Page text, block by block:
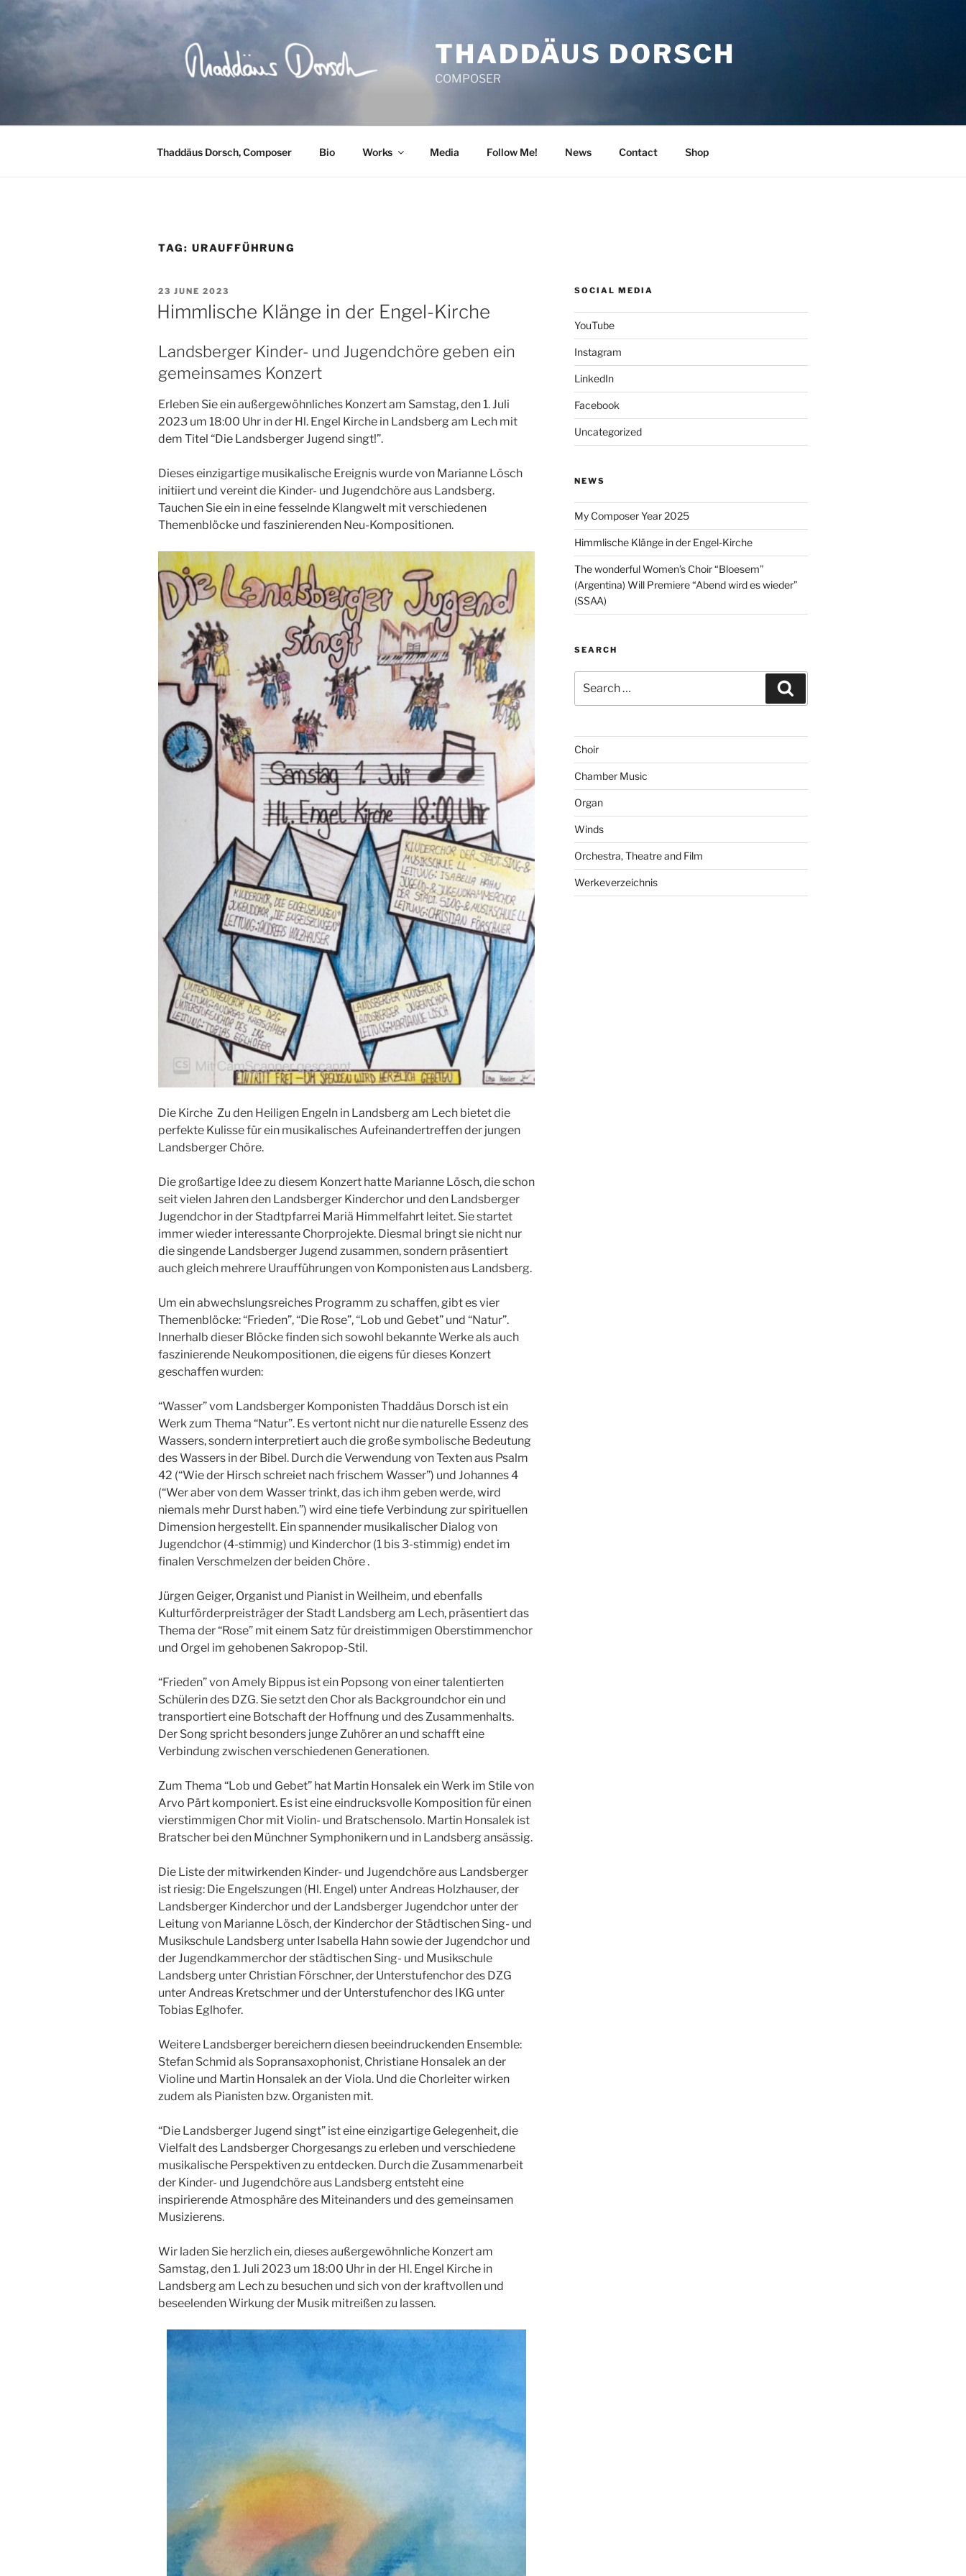
Skip
THADDÄUS DORSCH
COMPOSER
Thaddäus Dorsch, Composer Bio Works Media Follow Me! News Contact Shop
TAG: URAUFFÜHRUNG
POSTED
ON
23 JUNE 2023
Himmlische Klänge in der Engel-Kirche
Landsberger Kinder- und Jugendchöre geben ein
gemeinsames Konzert
Erleben Sie ein außergewöhnliches Konzert am Samstag, den 1. Juli
2023 um 18:00 Uhr in der Hl. Engel Kirche in Landsberg am Lech mit
dem Titel “Die Landsberger Jugend singt!”.
Dieses einzigartige musikalische Ereignis wurde von Marianne Lösch
initiiert und vereint die Kinder- und Jugendchöre aus Landsberg.
Tauchen Sie ein in eine fesselnde Klangwelt mit verschiedenen
Themenblöcke und faszinierenden Neu-Kompositionen.
Die Kirche Zu den Heiligen Engeln in Landsberg am Lech bietet die
perfekte Kulisse für ein musikalisches Aufeinandertreffen der jungen
Landsberger Chöre.
Die großartige Idee zu diesem Konzert hatte Marianne Lösch, die schon
seit vielen Jahren den Landsberger Kinderchor und den Landsberger
Jugendchor in der Stadtpfarrei Mariä Himmelfahrt leitet. Sie startet
immer wieder interessante Chorprojekte. Diesmal bringt sie nicht nur
die singende Landsberger Jugend zusammen, sondern präsentiert
auch gleich mehrere Uraufführungen von Komponisten aus Landsberg.
Um ein abwechslungsreiches Programm zu schaffen, gibt es vier
Themenblöcke: “Frieden”, “Die Rose”, “Lob und Gebet” und “Natur”.
Innerhalb dieser Blöcke finden sich sowohl bekannte Werke als auch
faszinierende Neukompositionen, die eigens für dieses Konzert
geschaffen wurden:
“Wasser” vom Landsberger Komponisten Thaddäus Dorsch ist ein
Werk zum Thema “Natur”. Es vertont nicht nur die naturelle Essenz des
Wassers, sondern interpretiert auch die große symbolische Bedeutung
des Wassers in der Bibel. Durch die Verwendung von Texten aus Psalm
42 (“Wie der Hirsch schreiet nach frischem Wasser”) und Johannes 4
(“Wer aber von dem Wasser trinkt, das ich ihm geben werde, wird
niemals mehr Durst haben.”) wird eine tiefe Verbindung zur spirituellen
Dimension hergestellt. Ein spannender musikalischer Dialog von
Jugendchor (4-stimmig) und Kinderchor (1 bis 3-stimmig) endet im
finalen Verschmelzen der beiden Chöre .
Jürgen Geiger, Organist und Pianist in Weilheim, und ebenfalls
Kulturförderpreisträger der Stadt Landsberg am Lech, präsentiert das
Thema der “Rose” mit einem Satz für dreistimmigen Oberstimmenchor
und Orgel im gehobenen Sakropop-Stil.
“Frieden” von Amely Bippus ist ein Popsong von einer talentierten
Schülerin des DZG. Sie setzt den Chor als Backgroundchor ein und
transportiert eine Botschaft der Hoffnung und des Zusammenhalts.
Der Song spricht besonders junge Zuhörer an und schafft eine
Verbindung zwischen verschiedenen Generationen.
Zum Thema “Lob und Gebet” hat Martin Honsalek ein Werk im Stile von
Arvo Pärt komponiert. Es ist eine eindrucksvolle Komposition für einen
vierstimmigen Chor mit Violin- und Bratschensolo. Martin Honsalek ist
Bratscher bei den Münchner Symphonikern und in Landsberg ansässig.
Die Liste der mitwirkenden Kinder- und Jugendchöre aus Landsberger
ist riesig: Die Engelszungen (Hl. Engel) unter Andreas Holzhauser, der
Landsberger Kinderchor und der Landsberger Jugendchor unter der
Leitung von Marianne Lösch, der Kinderchor der Städtischen Sing- und
Musikschule Landsberg unter Isabella Hahn sowie der Jugendchor und
der Jugendkammerchor der städtischen Sing- und Musikschule
Landsberg unter Christian Förschner, der Unterstufenchor des DZG
unter Andreas Kretschmer und der Unterstufenchor des IKG unter
Tobias Eglhofer.
Weitere Landsberger bereichern diesen beeindruckenden Ensemble:
Stefan Schmid als Sopransaxophonist, Christiane Honsalek an der
Violine und Martin Honsalek an der Viola. Und die Chorleiter wirken
zudem als Pianisten bzw. Organisten mit.
“Die Landsberger Jugend singt” ist eine einzigartige Gelegenheit, die
Vielfalt des Landsberger Chorgesangs zu erleben und verschiedene
musikalische Perspektiven zu entdecken. Durch die Zusammenarbeit
der Kinder- und Jugendchöre aus Landsberg entsteht eine
inspirierende Atmosphäre des Miteinanders und des gemeinsamen
Musizierens.
Wir laden Sie herzlich ein, dieses außergewöhnliche Konzert am
Samstag, den 1. Juli 2023 um 18:00 Uhr in der Hl. Engel Kirche in
Landsberg am Lech zu besuchen und sich von der kraftvollen und
beseelenden Wirkung der Musik mitreißen zu lassen.
SOCIAL MEDIA
YouTube
Instagram
LinkedIn
Facebook
Uncategorized
NEWS
My Composer Year 2025
Himmlische Klänge in der Engel-Kirche
The wonderful Women’s Choir “Bloesem”
(Argentina) Will Premiere “Abend wird es wieder”
(SSAA)
SEARCH
for:
Choir
Chamber Music
Organ
Winds
Orchestra, Theatre and Film
Werkeverzeichnis